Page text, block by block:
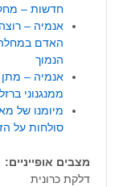
חדשות –
אנמיה –
האדם במחלה
הנמוך
אנמיה – מתן
ממנגנוני
מיומנו של
סולחות על
מצבים אופייניים:
דלקת כרונית